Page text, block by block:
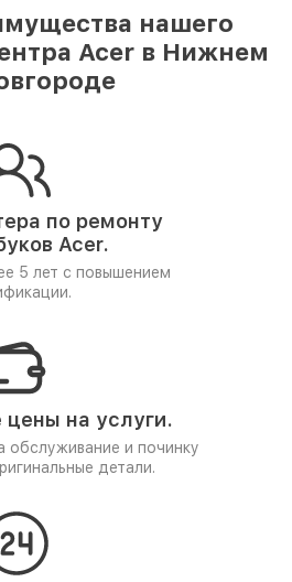
нашего
Acer в Нижнем
по ремонту
Acer.
5 лет с повышением
на услуги.
обслуживание и починку
детали.